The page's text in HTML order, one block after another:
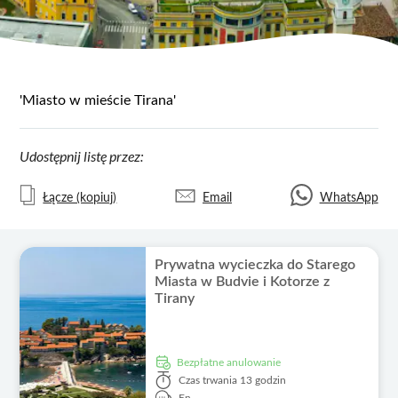
'Miasto w mieście Tirana'
Udostępnij listę przez:
Łącze (kopiuj) Email WhatsApp
Prywatna wycieczka do Starego
Miasta w Budvie i Kotorze z
Tirany
Bezpłatne anulowanie
Czas trwania 13 godzin